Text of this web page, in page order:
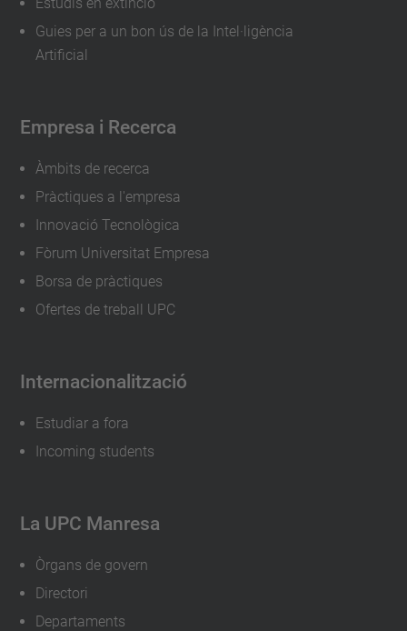
Estudis en extinció
Guies per a un bon ús de la Intel·ligència
Artificial
Empresa i Recerca
Àmbits de recerca
Pràctiques a l'empresa
Innovació Tecnològica
Fòrum Universitat Empresa
Borsa de pràctiques
Ofertes de treball UPC
Internacionalització
Estudiar a fora
Incoming students
La UPC Manresa
Òrgans de govern
Directori
Departaments